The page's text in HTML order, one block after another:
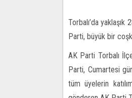
Torbalı’da
Parti, büyük bir
AK Parti Torbalı
Parti, Cumartesi
tüm üyelerin